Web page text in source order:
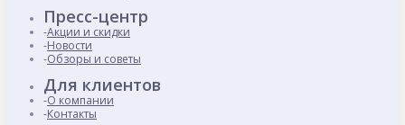
Пресс-центр
Акции и скидки
Новости
Обзоры и советы
Для клиентов
О компании
Контакты